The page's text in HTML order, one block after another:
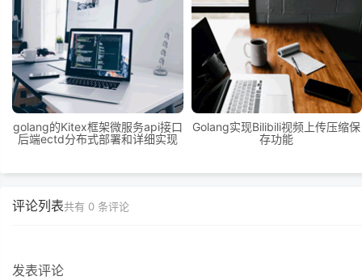
golang的Kitex框架微服务api接口
后端ectd分布式部署和详细实现
Golang实现Bilibili视频上传压缩保
存功能
评论列表共有 0 条评论
发表评论